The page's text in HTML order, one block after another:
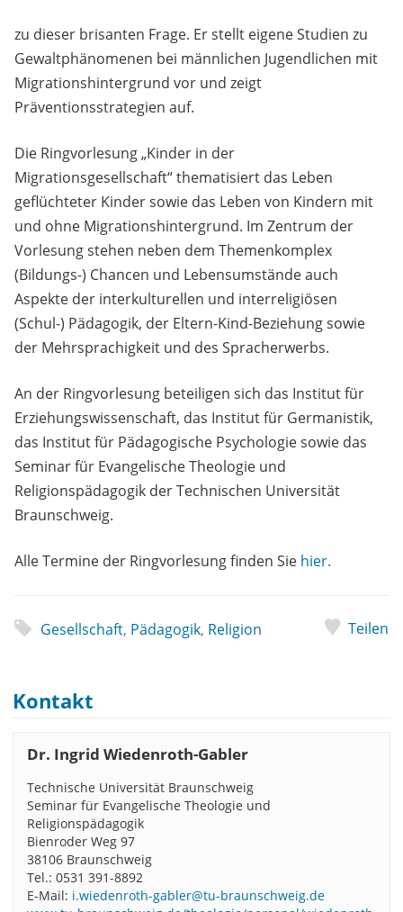
zu dieser brisanten Frage. Er stellt eigene Studien zu
Gewaltphänomenen bei männlichen Jugendlichen mit
Migrationshintergrund vor und zeigt
Präventionsstrategien auf.
Die Ringvorlesung „Kinder in der
Migrationsgesellschaft“ thematisiert das Leben
geflüchteter Kinder sowie das Leben von Kindern mit
und ohne Migrationshintergrund. Im Zentrum der
Vorlesung stehen neben dem Themenkomplex
(Bildungs-) Chancen und Lebensumstände auch
Aspekte der interkulturellen und interreligiösen
(Schul-) Pädagogik, der Eltern-Kind-Beziehung sowie
der Mehrsprachigkeit und des Spracherwerbs.
An der Ringvorlesung beteiligen sich das Institut für
Erziehungswissenschaft, das Institut für Germanistik,
das Institut für Pädagogische Psychologie sowie das
Seminar für Evangelische Theologie und
Religionspädagogik der Technischen Universität
Braunschweig.
Alle Termine der Ringvorlesung finden Sie hier.
Gesellschaft, Pädagogik, Religion Teilen
Kontakt
Dr. Ingrid Wiedenroth-Gabler
Technische Universität Braunschweig
Seminar für Evangelische Theologie und
Religionspädagogik
Bienroder Weg 97
38106 Braunschweig
Tel.: 0531 391-8892
E-Mail: i.wiedenroth-gabler@tu-braunschweig.de